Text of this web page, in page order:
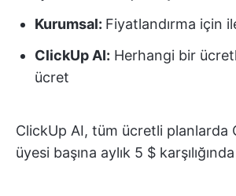
Kurumsal: Fiyatlandırma için
ClickUp AI: Herhangi bir
ücret
ClickUp AI, tüm ücretli planlarda
üyesi başına aylık 5 $